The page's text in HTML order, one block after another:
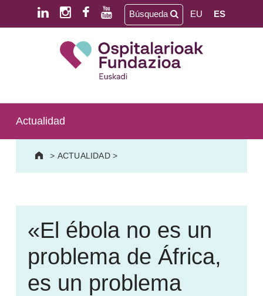
Saltar al contenido principal
Saltar al pie de página
SALUD MENTAL | DISCAPACIDAD INTELECTUAL | NEURORREHABILITACIÓN Y DAÑO CEREBRAL | PERSONA MAYOR
Búsqueda EU ES
Actualidad
> ACTUALIDAD>
«El ébola no es un
problema de África,
es un problema